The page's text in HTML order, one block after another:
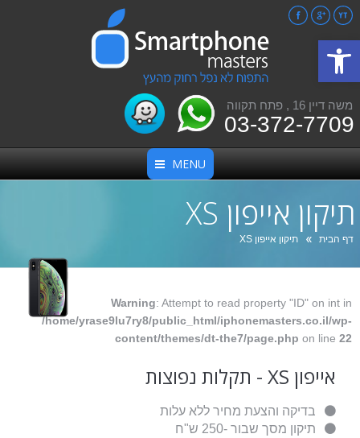
פתח סרגל נגישות
משה דיין 16 , פתח תקווה
03-372-7709
FacebookGoogle+
YouTube
MENU
תיקון אייפון XS
אתה כאן:
דף הבית תיקון אייפון XS
Warning: Attempt to read property "ID" on int in
/home/yrase9lu7ry8/public_html/iphonemasters.co.il/wp-
content/themes/dt-the7/page.php on line 22
אייפון XS - תקלות נפוצות
בדיקה והצעת מחיר ללא עלות
תיקון מסך שבור -250 ש"ח